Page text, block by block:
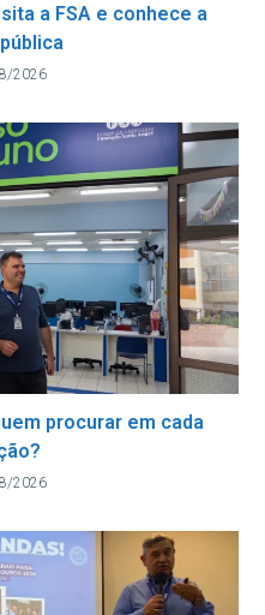
a FSA e conhece a
2026
procurar em cada
2026